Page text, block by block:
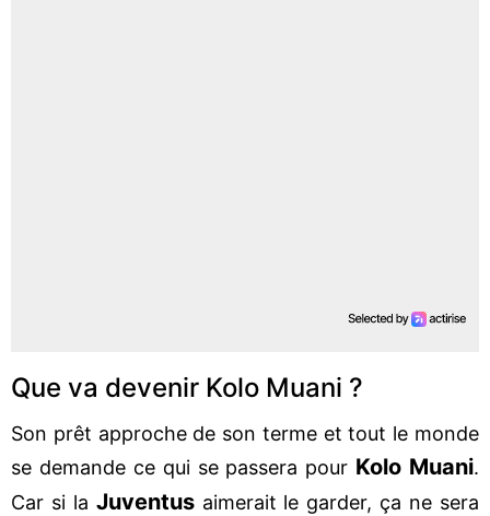
Que va devenir Kolo Muani ?
Son prêt approche de son terme et tout le monde
se demande ce qui se passera pour Kolo Muani.
Car si la Juventusaimerait le garder, ça ne sera